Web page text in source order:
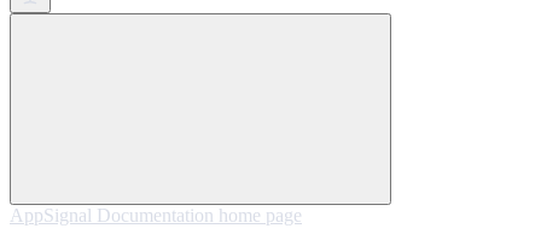
AppSignal Documentation home page